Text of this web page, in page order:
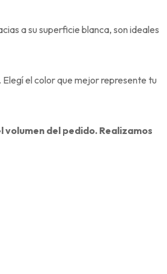
a su superficie blanca, son ideales
el color que mejor represente tu
del pedido. Realizamos